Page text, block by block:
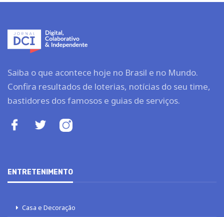
Saiba o que acontece hoje no Brasil e no Mundo.
Confira resultados de loterias, notícias do seu time,
bastidores dos famosos e guias de serviços.
ENTRETENIMENTO
Casa e Decoração